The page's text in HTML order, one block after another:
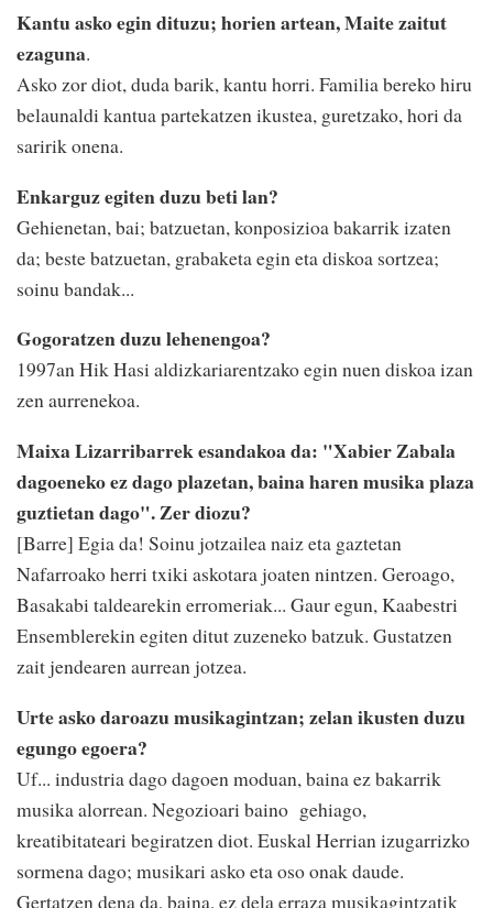
Kantu asko egin dituzu; horien artean, Maite zaitut
ezaguna.
Asko zor diot, duda barik, kantu horri. Familia bereko hiru
belaunaldi kantua partekatzen ikustea, guretzako, hori da
saririk onena.
Enkarguz egiten duzu beti lan?
Gehienetan, bai; batzuetan, konposizioa bakarrik izaten
da; beste batzuetan, grabaketa egin eta diskoa sortzea;
soinu bandak...
Gogoratzen duzu lehenengoa?
1997an Hik Hasi aldizkariarentzako egin nuen diskoa izan
zen aurrenekoa.
Maixa Lizarribarrek esandakoa da: "Xabier Zabala
dagoeneko ez dago plazetan, baina haren musika plaza
guztietan dago". Zer diozu?
[Barre] Egia da! Soinu jotzailea naiz eta gaztetan
Nafarroako herri txiki askotara joaten nintzen. Geroago,
Basakabi taldearekin erromeriak... Gaur egun, Kaabestri
Ensemblerekin egiten ditut zuzeneko batzuk. Gustatzen
zait jendearen aurrean jotzea.
Urte asko daroazu musikagintzan; zelan ikusten duzu
egungo egoera?
Uf... industria dago dagoen moduan, baina ez bakarrik
musika alorrean. Negozioari baino gehiago,
kreatibitateari begiratzen diot. Euskal Herrian izugarrizko
sormena dago; musikari asko eta oso onak daude.
Gertatzen dena da, baina, ez dela erraza musikagintzatik